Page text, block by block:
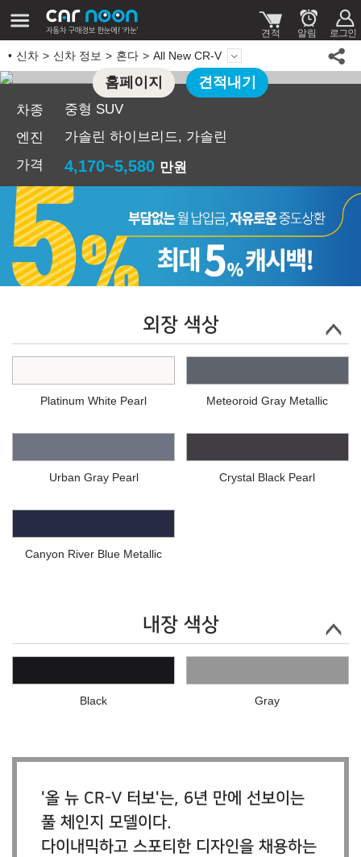
신차 신차 정보 혼다 All New CR-V
혼다 All New CR-V
차종
중형 SUV
엔진
가솔린 하이브리드, 가솔린
가격
4,170~5,580 만원
홈페이지 견적내기
외장 색상
Platinum White Pearl Meteoroid Gray Metallic
Urban Gray Pearl Crystal Black Pearl
Canyon River Blue Metallic
내장 색상
Black Gray
'올 뉴 CR-V 터보'는, 6년 만에 선보이는
풀 체인지 모델이다.
다이내믹하고 스포티한 디자인을 채용하는